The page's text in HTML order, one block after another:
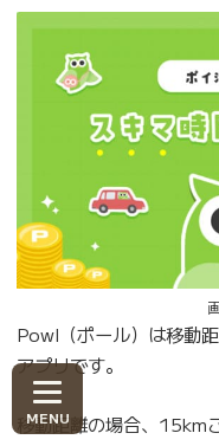
Powl（ポール）は移動
アプリです。
移動距離の場合、15km